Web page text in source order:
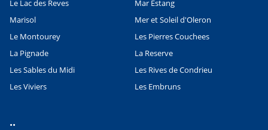
Le Lac des Reves
Mar Estang
Marisol
Mer et Soleil d'Oleron
Le Montourey
Les Pierres Couchees
La Pignade
La Reserve
Les Sables du Midi
Les Rives de Condrieu
Les Viviers
Les Embruns
..